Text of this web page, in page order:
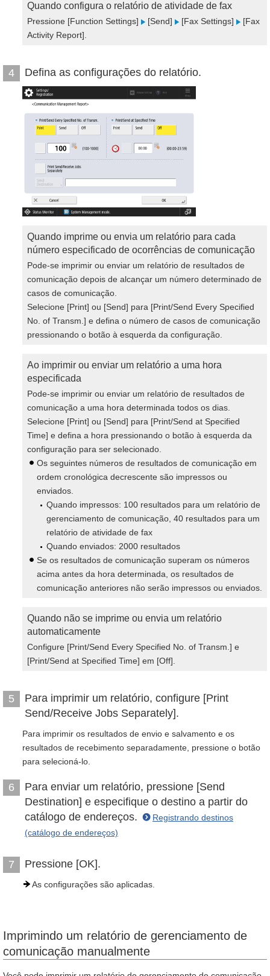
Quando configura o relatório de atividade de fax
Pressione [Function Settings] [Send] [Fax Settings]
[Fax
Activity Report].
4 Defina as configurações do relatório.
Quando imprime ou envia um relatório para cada
número especificado de ocorrências de comunicação
Pode-se imprimir ou enviar um relatório de resultados de
comunicação depois de alcançar um número determinado de
casos de comunicação.
Selecione [Print] ou [Send] para [Print/Send Every Specified
No. of Transm.] e defina o número de casos de comunicação
pressionando o botão à esquerda da configuração.
Ao imprimir ou enviar um relatório a uma hora
especificada
Pode-se imprimir ou enviar um relatório de resultados de
comunicação a uma hora determinada todos os dias.
Selecione [Print] ou [Send] para [Print/Send at Specified
Time] e defina a hora pressionando o botão à esquerda da
configuração para ser selecionado.
Os seguintes números de resultados de comunicação em
ordem cronológica decrescente são impressos ou
enviados.
Quando impressos: 100 resultados para um relatório de
gerenciamento de comunicação, 40 resultados para um
relatório de atividade de fax
Quando enviados: 2000 resultados
Se os resultados de comunicação superam os números
acima antes da hora determinada, os resultados de
comunicação anteriores não serão impressos ou enviados.
Quando não se imprime ou envia um relatório
automaticamente
Configure [Print/Send Every Specified No. of Transm.] e
[Print/Send at Specified Time] em [Off].
5
Para imprimir um relatório, configure [Print
Send/Receive Jobs Separately].
Para imprimir os resultados de envio e salvamento e os
resultados de recebimento separadamente, pressione o botão
para selecioná-lo.
6
Para enviar um relatório, pressione [Send
Destination] e especifique o destino a partir do
catálogo de endereços.
Registrando destinos
(catálogo de endereços)
7 Pressione [OK].
As configurações são aplicadas.
Imprimindo um relatório de gerenciamento de
comunicação manualmente